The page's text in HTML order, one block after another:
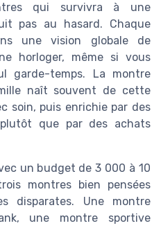
qui survivra à une
pas au hasard. Chaque
une vision globale de
horloger, même si vous
garde-temps. La montre
naît souvent de cette
soin, puis enrichie par des
que par des achats
un budget de 3 000 à 10
montres bien pensées
disparates. Une montre
une montre sportive